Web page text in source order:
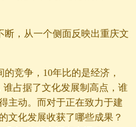
，从一个侧面反映出重庆文
竞争，10年比的是经济，
谁占据了文化发展制高点，谁
主动。而对于正在致力于建
文化发展收获了哪些成果？